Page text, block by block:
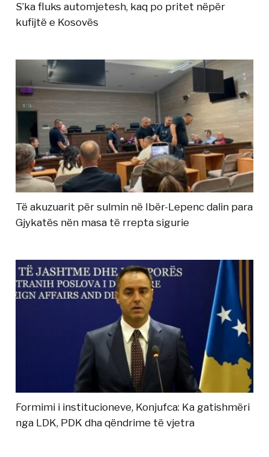
S’ka fluks automjetesh, kaq po pritet nëpër
kufijtë e Kosovës
Të akuzuarit për sulmin në Ibër-Lepenc dalin para
Gjykatës nën masa të rrepta sigurie
Formimi i institucioneve, Konjufca: Ka gatishmëri
nga LDK, PDK dha qëndrime të vjetra